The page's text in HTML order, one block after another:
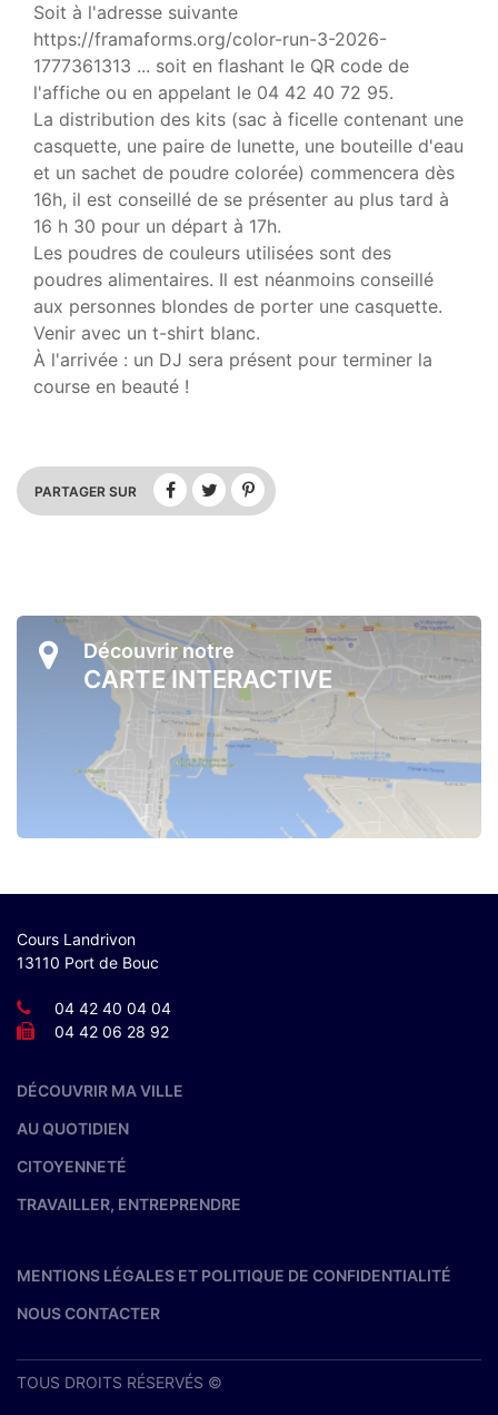
Soit à l'adresse suivante
https://framaforms.org/color-run-3-2026-
1777361313 ... soit en flashant le QR code de
l'affiche ou en appelant le 04 42 40 72 95.
La distribution des kits (sac à ficelle contenant une
casquette, une paire de lunette, une bouteille d'eau
et un sachet de poudre colorée) commencera dès
16h, il est conseillé de se présenter au plus tard à
16 h 30 pour un départ à 17h.
Les poudres de couleurs utilisées sont des
poudres alimentaires. Il est néanmoins conseillé
aux personnes blondes de porter une casquette.
Venir avec un t-shirt blanc.
À l'arrivée : un DJ sera présent pour terminer la
course en beauté !
PARTAGER SUR
Découvrir notre
CARTE INTERACTIVE
Cours Landrivon
13110 Port de Bouc
04 42 40 04 04
04 42 06 28 92
DÉCOUVRIR MA VILLE
AU QUOTIDIEN
CITOYENNETÉ
TRAVAILLER, ENTREPRENDRE
MENTIONS LÉGALES ET POLITIQUE DE CONFIDENTIALITÉ
NOUS CONTACTER
TOUS DROITS RÉSERVÉS ©